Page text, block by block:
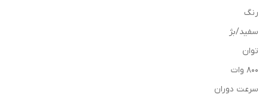
رنگ
سفید/بژ
توان
800 وات
سرعت دوران